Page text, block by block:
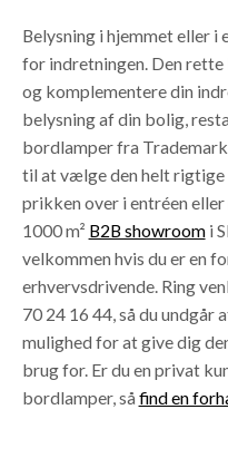
Belysning i hjemmet eller i
for indretningen. Den
og komplementere din
belysning af din bolig,
bordlamper fra
til at vælge den helt
prikken over i entréen
1000 m² B2B showroomi
velkommen hvis du er en
erhvervsdrivende. Ring
70 24 16 44, så du
mulighed for at give dig
brug for. Er du en privat
bordlamper, så find en